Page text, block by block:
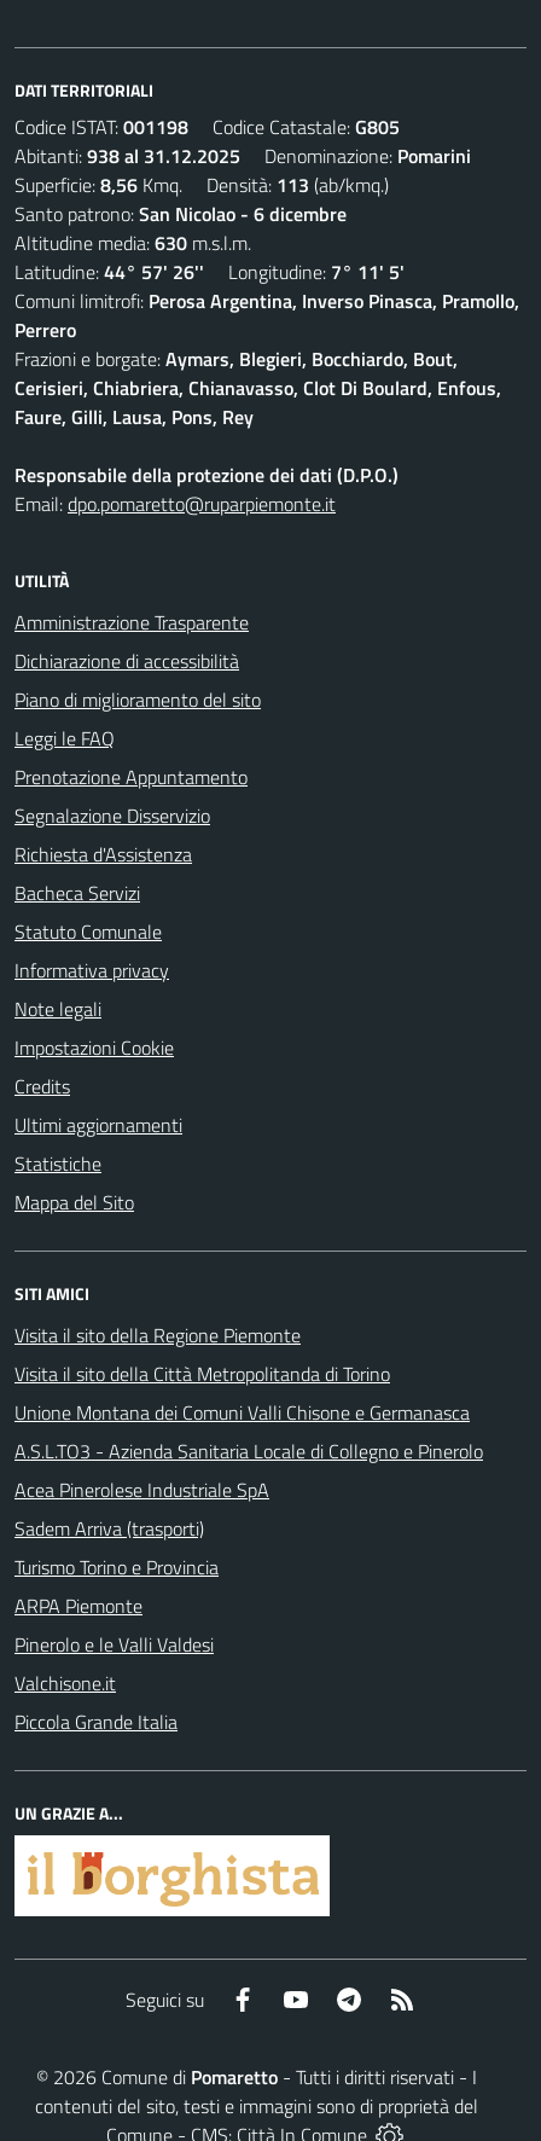
DATI TERRITORIALI
Codice ISTAT:001198 Codice Catastale:G805
Abitanti:938 al 31.12.2025 Denominazione: Pomarini
Superficie:8,56 Kmq. Densità: 113 (ab/kmq.)
Santo patrono:San Nicolao - 6 dicembre
Altitudine media:630 m.s.l.m.
Latitudine:44° 57' 26'' Longitudine: 7° 11' 5'
Comuni limitrofi: Perosa Argentina, Inverso Pinasca, Pramollo,
Perrero
Frazioni e borgate:Aymars, Blegieri, Bocchiardo, Bout,
Cerisieri, Chiabriera, Chianavasso, Clot Di Boulard, Enfous,
Faure, Gilli, Lausa, Pons, Rey
Responsabile della protezione dei dati (D.P.O.)
Email:dpo.pomaretto@ruparpiemonte.it
UTILITÀ
Amministrazione Trasparente
Dichiarazione di accessibilità
Piano di miglioramento del sito
Leggi le FAQ
Prenotazione Appuntamento
Segnalazione Disservizio
Richiesta d'Assistenza
Bacheca Servizi
Statuto Comunale
Informativa privacy
Note legali
Impostazioni Cookie
Credits
Ultimi aggiornamenti
Statistiche
Mappa del Sito
SITI AMICI
Visita il sito della Regione Piemonte
Visita il sito della Città Metropolitanda di Torino
Unione Montana dei Comuni Valli Chisone e Germanasca
A.S.L.TO3 - Azienda Sanitaria Locale di Collegno e Pinerolo
Acea Pinerolese Industriale SpA
Sadem Arriva (trasporti)
Turismo Torino e Provincia
ARPA Piemonte
Pinerolo e le Valli Valdesi
Valchisone.it
Piccola Grande Italia
UN GRAZIE A...
Seguici su Facebook YouTube Telegram
© 2026Comune di Pomaretto- Tutti i diritti riservati - I
contenuti del sito, testi e immagini sono di proprietà del
Comune - CMS: Città In Comune